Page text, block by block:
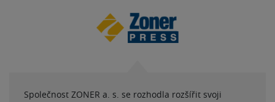
Společnost ZONER a. s. se rozhodla rozšířit svoji